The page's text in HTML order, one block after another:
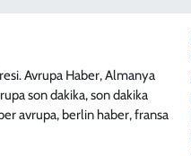
Avrupa Haber, Almanya
son dakika, son dakika
avrupa, berlin haber, fransa